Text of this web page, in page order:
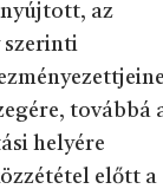
az
szerinti
továbbá
helyére
előtt a